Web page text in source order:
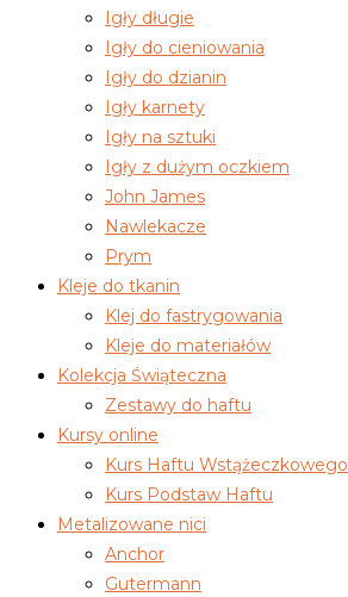
Igły długie
Igły do cieniowania
Igły do dzianin
Igły karnety
Igły na sztuki
Igły z dużym oczkiem
John James
Nawlekacze
Prym
Kleje do tkanin
Klej do fastrygowania
Kleje do materiałów
Kolekcja Świąteczna
Zestawy do haftu
Kursy online
Kurs Haftu Wstążeczkowego
Kurs Podstaw Haftu
Metalizowane nici
Anchor
Gutermann